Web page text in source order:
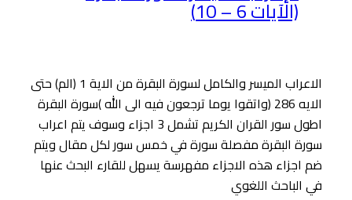
(الآيات 6 – 10)
الاعراب الميسر والكامل لسورة البقرة من الاية 1 (الم) حتى
الايه 286 (واتقوا يوما ترجعون فيه الى الله )سورة البقرة
اطول سور القران الكريم تشمل 3 اجزاء وسوف يتم اعراب
سورة البقرة مفصلة سورة في خمس سور لكل مقال ويتم
ضم اجزاء هذه الاجزاء مفهرسة يسهل للقارء البحث عنها
في الباحث اللغوي